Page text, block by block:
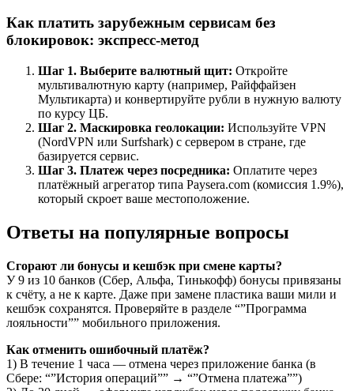
Как платить зарубежным сервисам без
блокировок: экспресс-метод
Шаг 1. Выберите валютный щит: Откройте
мультивалютную карту (например, Райффайзен
Мультикарта) и конвертируйте рубли в нужную валюту
по курсу ЦБ.
Шаг 2. Маскировка геолокации: Используйте VPN
(NordVPN или Surfshark) с сервером в стране, где
базируется сервис.
Шаг 3. Платеж через посредника: Оплатите через
платёжный агрегатор типа Paysera.com (комиссия 1.9%),
который скроет ваше местоположение.
Ответы на популярные вопросы
Сгорают ли бонусы и кешбэк при смене карты?
У 9 из 10 банков (Сбер, Альфа, Тинькофф) бонусы привязаны
к счёту, а не к карте. Даже при замене пластика ваши мили и
кешбэк сохранятся. Проверяйте в разделе “”Программа
лояльности”” мобильного приложения.
Как отменить ошибочный платёж?
1) В течение 1 часа — отмена через приложение банка (в
Сбере: “”История операций”” → “”Отмена платежа””)